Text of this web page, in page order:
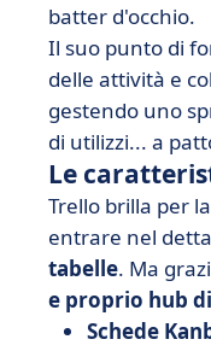
batter d'occhio.
Il suo punto di
delle attività e
gestendo uno
di utilizzi... a
Le
Trello brilla per
entrare nel
tabelle. Ma
e proprio hub
Schede